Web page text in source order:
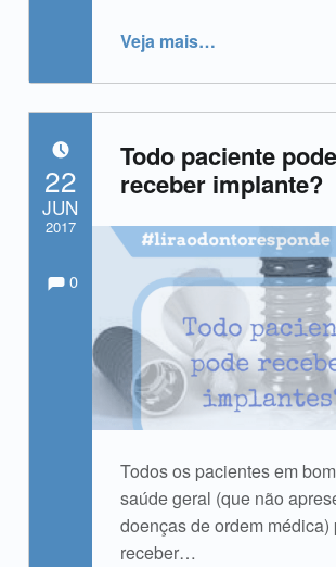
Veja mais“Lentes de contato odontológicas – Como são planejadas?”
…
Todo paciente pode
receber implante?
Todos os pacientes em
saúde geral (que não
doenças de ordem médica)
receber…
POSTADO EM:
22
JUN
2017
Escrito por: Comments:
0